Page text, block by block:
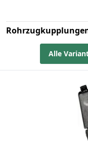
Alle